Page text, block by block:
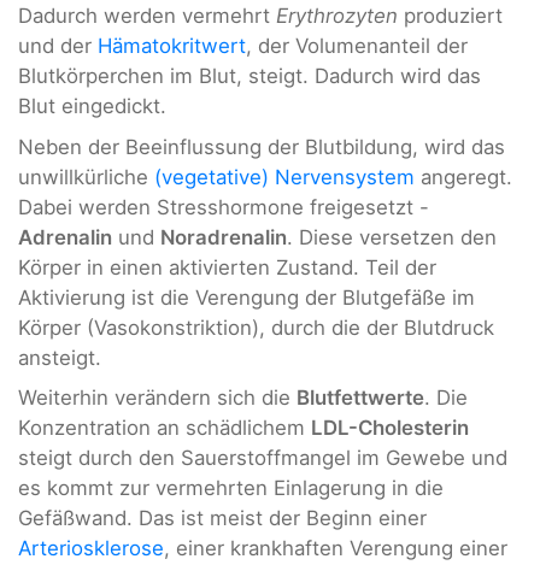
Dadurch werden vermehrt Erythrozyten produziert
und der Hämatokritwert, der Volumenanteil der
Blutkörperchen im Blut, steigt. Dadurch wird das
Blut eingedickt.
Neben der Beeinflussung der Blutbildung, wird das
unwillkürliche (vegetative) Nervensystem angeregt.
Dabei werden Stresshormone freigesetzt -
Adrenalin und Noradrenalin. Diese versetzen den
Körper in einen aktivierten Zustand. Teil der
Aktivierung ist die Verengung der Blutgefäße im
Körper (Vasokonstriktion), durch die der Blutdruck
ansteigt.
Weiterhin verändern sich die Blutfettwerte. Die
Konzentration an schädlichem LDL-Cholesterin
steigt durch den Sauerstoffmangel im Gewebe und
es kommt zur vermehrten Einlagerung in die
Gefäßwand. Das ist meist der Beginn einer
Arteriosklerose, einer krankhaften Verengung einer